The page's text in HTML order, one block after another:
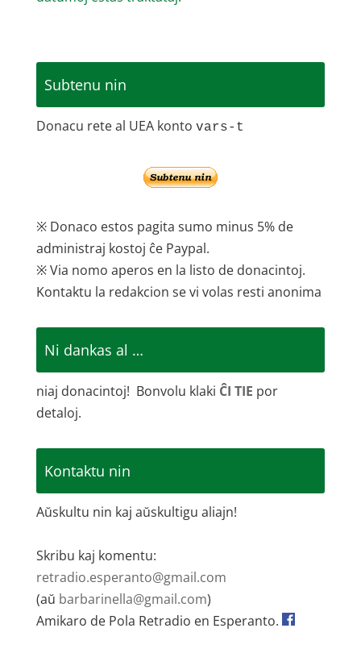
Subtenu nin
Donacu rete al UEA konto vars-t
※ Donaco estos pagita sumo minus 5% de
administraj kostoj ĉe Paypal.
※ Via nomo aperos en la listo de donacintoj.
Kontaktu la redakcion se vi volas resti anonima
Ni dankas al …
niaj donacintoj! Bonvolu klaki ĈI TIE por
detaloj.
Kontaktu nin
Aŭskultu nin kaj aŭskultigu aliajn!
Skribu kaj komentu:
retradio.esperanto@gmail.com
(aŭ barbarinella@gmail.com)
Amikaro de Pola Retradio en Esperanto.